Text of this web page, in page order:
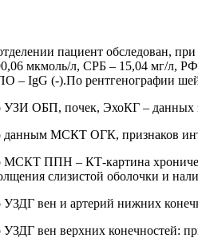
пациент обследован,
мкмоль/л, СРБ – 15,04 мг/л,
– IgG (‑).По рентгенографии
ОБП, почек, ЭхоКГ – данных
МСКТ ОГК, признаков
ППН – КТ‑картина
слизистой оболочки и
вен и артерий нижних
вен верхних конечностей: